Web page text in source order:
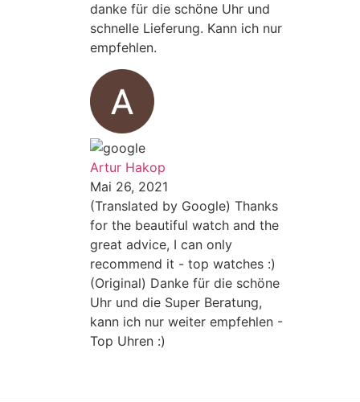
danke für die schöne Uhr und
schnelle Lieferung. Kann ich nur
empfehlen.
Artur Hakop
Mai 26, 2021
(Translated by Google) Thanks
for the beautiful watch and the
great advice, I can only
recommend it - top watches :)
(Original) Danke für die schöne
Uhr und die Super Beratung,
kann ich nur weiter empfehlen -
Top Uhren :)